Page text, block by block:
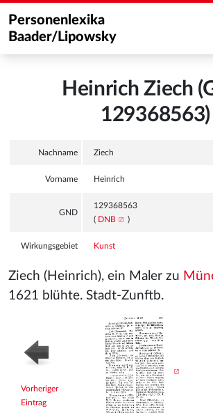
Personenlexika
Baader/Lipowsky
Heinrich Ziech
129368563)
Nachname Ziech
Vorname Heinrich
GND
129368563
( DNB )
Wirkungsgebiet Kunst
Ziech (Heinrich), ein Maler zu
1621 blühte. Stadt-Zunftb.
Vorheriger
Eintrag